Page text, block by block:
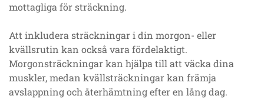
mottagliga för sträckning.
Att inkludera sträckningar i din morgon- eller
kvällsrutin kan också vara fördelaktigt.
Morgonsträckningar kan hjälpa till att väcka dina
muskler, medan kvällsträckningar kan främja
avslappning och återhämtning efter en lång dag.